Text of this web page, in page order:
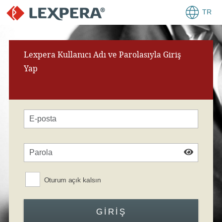
TR
Lexpera Kullanıcı Adı ve Parolasıyla Giriş
Yap
Oturum açık kalsın
GIRIŞ